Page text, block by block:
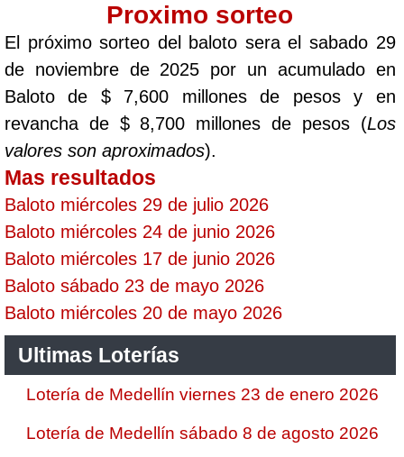
Proximo sorteo
El próximo sorteo del baloto sera el sabado 29
de noviembre de 2025 por un acumulado en
Baloto de $ 7,600 millones de pesos y en
revancha de $ 8,700 millones de pesos (Los
valores son aproximados).
Mas resultados
Baloto miércoles 29 de julio 2026
Baloto miércoles 24 de junio 2026
Baloto miércoles 17 de junio 2026
Baloto sábado 23 de mayo 2026
Baloto miércoles 20 de mayo 2026
Ultimas Loterías
Lotería de Medellín viernes 23 de enero 2026
Lotería de Medellín sábado 8 de agosto 2026